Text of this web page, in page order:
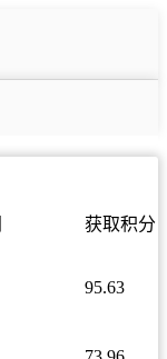
获取积分
95.63